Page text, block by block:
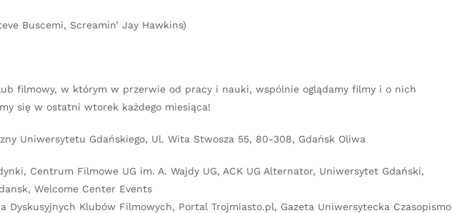
Buscemi, Screamin’ Jay Hawkins)
filmowy, w którym w przerwie od pracy i nauki, wspólnie oglądamy filmy i o nich
się w ostatni wtorek każdego miesiąca!
Uniwersytetu Gdańskiego, Ul. Wita Stwosza 55, 80-308, Gdańsk Oliwa
Centrum Filmowe UG im. A. Wajdy UG, ACK UG Alternator, Uniwersytet Gdański,
Welcome Center Events
Dyskusyjnych Klubów Filmowych, Portal Trojmiasto.pl, Gazeta Uniwersytecka Czasopismo